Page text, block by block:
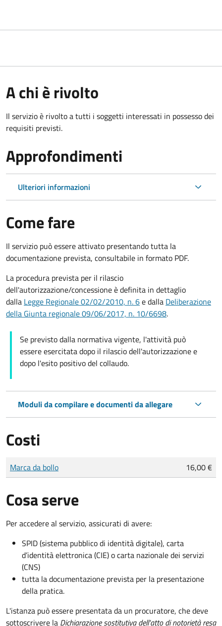
A chi è rivolto
Il servizio è rivolto a tutti i soggetti interessati in possesso dei
requisiti previsti.
Approfondimenti
Ulteriori informazioni
Come fare
Il servizio può essere attivato presentando tutta la
documentazione prevista, consultabile in formato PDF.
La procedura prevista per il rilascio
dell'autorizzazione/concessione è definita in dettaglio
dalla Legge Regionale 02/02/2010, n. 6e dalla Deliberazione
della Giunta regionale 09/06/2017, n. 10/6698.
Se previsto dalla normativa vigente, l'attività può
essere esercitata dopo il rilascio dell'autorizzazione e
dopo l'esito positivo del collaudo.
Moduli da compilare e documenti da allegare
Costi
Tipo di pagamento
Importo
Marca da bollo 16,00 €
Cosa serve
Per accedere al servizio, assicurati di avere:
SPID (sistema pubblico di identità digitale), carta
d’identità elettronica (CIE) o carta nazionale dei servizi
(CNS)
tutta la documentazione prevista per la presentazione
della pratica.
L'istanza può essere presentata da un procuratore, che deve
sottoscrivere la Dichiarazione sostitutiva dell'atto di notorietà resa